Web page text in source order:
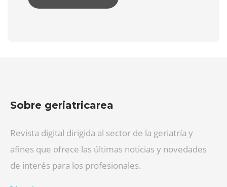
Sobre geriatricarea
Revista digital dirigida al sector de la geriatría y
afines que ofrece las últimas noticias y novedades
de interés para los profesionales.